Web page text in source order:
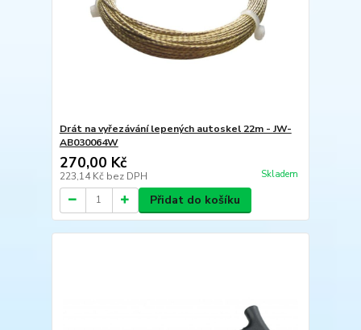
Drát na vyřezávání lepených autoskel 22m - JW-
AB030064W
270,00 Kč
223,14 Kč bez DPH Skladem
Přidat do košíku